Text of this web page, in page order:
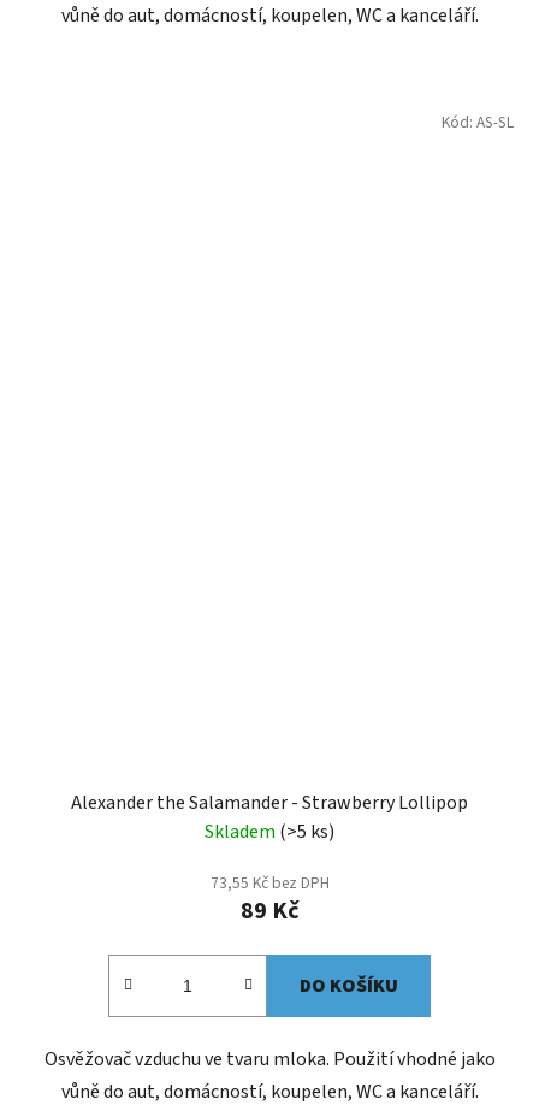
vůně do aut, domácností, koupelen, WC a kanceláří.
Alexander the Salamander - Strawberry Lollipop
Skladem (>5 ks)
73,55 Kč bez DPH
89 Kč
DO KOŠÍKU
Osvěžovač vzduchu ve tvaru mloka. Použití vhodné jako
vůně do aut, domácností, koupelen, WC a kanceláří.
Kód: AS-SL